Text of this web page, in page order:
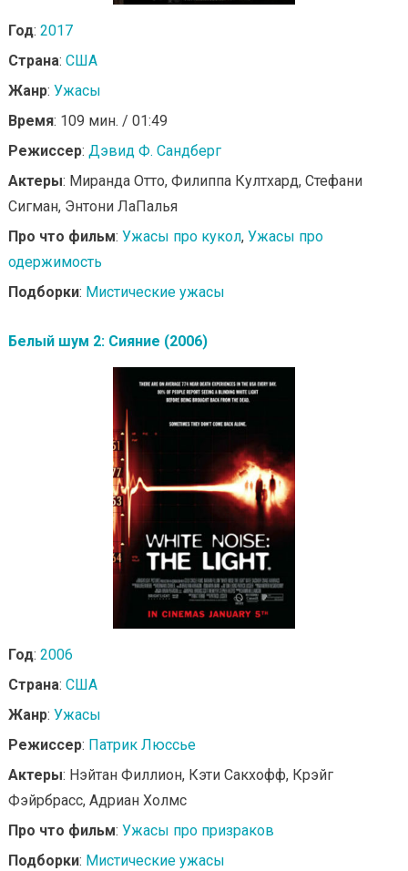
Год: 2017
Страна: США
Жанр: Ужасы
Время: 109 мин. / 01:49
Режиссер: Дэвид Ф. Сандберг
Актеры: Миранда Отто, Филиппа Култхард, Стефани
Сигман, Энтони ЛаПалья
Про что фильм: Ужасы про кукол, Ужасы про
одержимость
Подборки: Мистические ужасы
Белый шум 2: Сияние (2006)
Год: 2006
Страна: США
Жанр: Ужасы
Режиссер: Патрик Люссье
Актеры: Нэйтан Филлион, Кэти Сакхофф, Крэйг
Фэйрбрасс, Адриан Холмс
Про что фильм: Ужасы про призраков
Подборки: Мистические ужасы